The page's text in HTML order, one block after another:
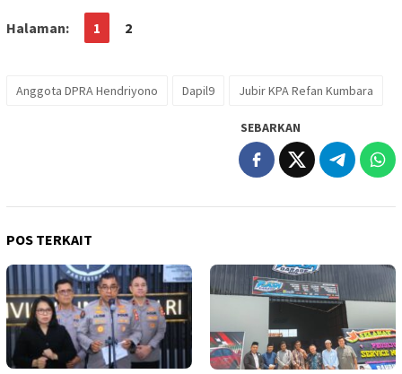
Halaman: 1 2
Anggota DPRA Hendriyono Dapil9 Jubir KPA Refan Kumbara
SEBARKAN
POS TERKAIT